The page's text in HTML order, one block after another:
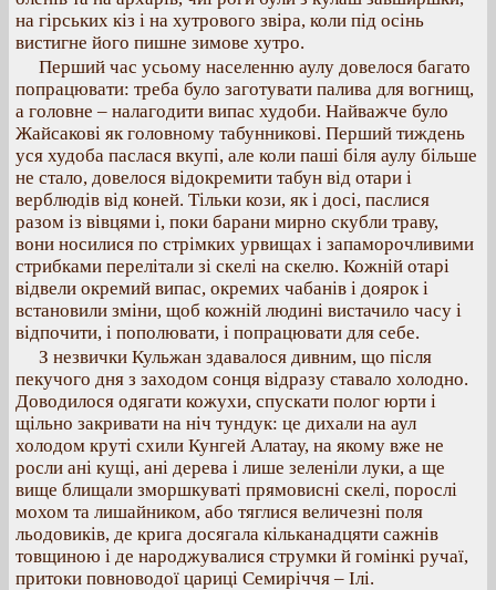
на гірських кіз і на хутрового звіра, коли під осінь
вистигне його пишне зимове хутро.
Перший час усьому населенню аулу довелося багато
попрацювати: треба було заготувати палива для вогнищ,
а головне – налагодити випас худоби. Найважче було
Жайсакові як головному табунникові. Перший тиждень
уся худоба паслася вкупі, але коли паші біля аулу більше
не стало, довелося відокремити табун від отари і
верблюдів від коней. Тільки кози, як і досі, паслися
разом із вівцями і, поки барани мирно скубли траву,
вони носилися по стрімких урвищах і запаморочливими
стрибками перелітали зі скелі на скелю. Кожній отарі
відвели окремий випас, окремих чабанів і доярок і
встановили зміни, щоб кожній людині вистачило часу і
відпочити, і пополювати, і попрацювати для себе.
З незвички Кульжан здавалося дивним, що після
пекучого дня з заходом сонця відразу ставало холодно.
Доводилося одягати кожухи, спускати полог юрти і
щільно закривати на ніч тундук: це дихали на аул
холодом круті схили Кунгей Алатау, на якому вже не
росли ані кущі, ані дерева і лише зеленіли луки, а ще
вище блищали зморшкуваті прямовисні скелі, порослі
мохом та лишайником, або тяглися величезні поля
льодовиків, де крига досягала кільканадцяти сажнів
товщиною і де народжувалися струмки й гомінкі ручаї,
притоки повноводої цариці Семиріччя – Ілі.